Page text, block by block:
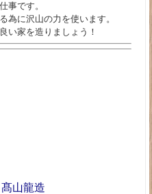
事です。
為に沢山の力を使います。
い家を造りましょう！
山龍造